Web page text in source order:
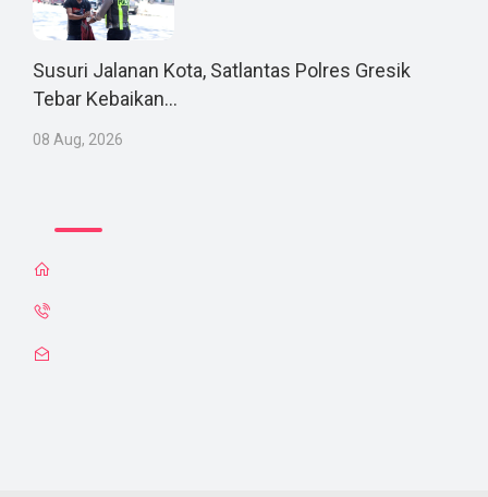
Susuri Jalanan Kota, Satlantas Polres Gresik
Tebar Kebaikan...
08 Aug, 2026